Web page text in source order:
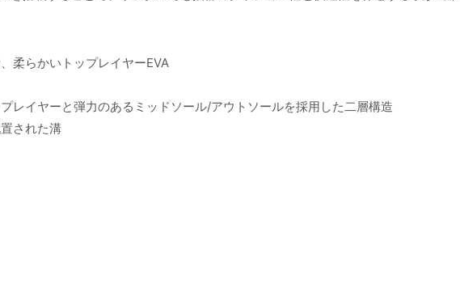
柔らかいトップレイヤーEVA
レイヤーと弾力のあるミッドソール/アウトソールを採用した二層構造
された溝